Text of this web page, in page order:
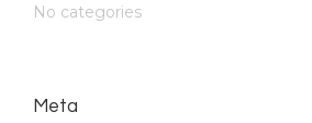
No categories
Meta